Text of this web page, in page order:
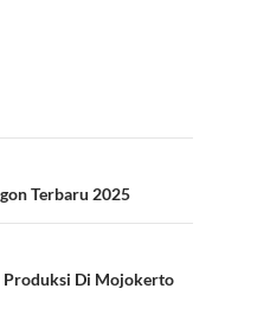
Terbaru 2025
Produksi Di Mojokerto